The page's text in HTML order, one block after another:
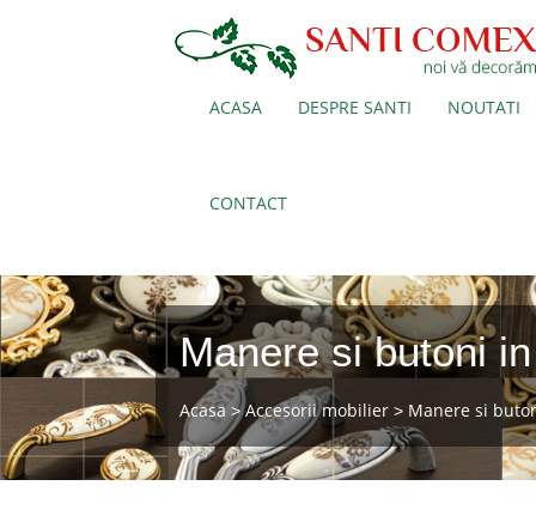
ACASA DESPRE SANTI NOUTATI
CONTACT
Manere si butoni
Acasa >Accesorii mobilier > Manere si